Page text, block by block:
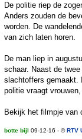
De politie riep de
Anders zouden de
worden. De
van zich laten horen.
De man liep in
schaar. Naast de
slachtoffers gemaakt.
politie vraagt
Bekijk het filmpje van
botte bijl 09-12-16 - ©RTV